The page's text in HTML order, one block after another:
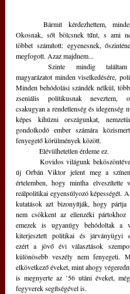
	Bármit kérdezhettem, mindenre válaszolt.
Okosnak, sőt bölcsnek tűnt, s ami
többet számított: egyenesnek,
megfogott. Azaz majdnem...
	Szinte mindig találtam elfogadható
magyarázatot minden viselkedésére,
Minden behódolási szándék nélkül,
zseniális politikusnak neveztem,
csakugyan a rendetlenség és idegenség
képes kihúzni országunkat,
gondolkodó ember számára
fenyegető körülmények között.
	Elévülhetetlen érdeme ez.
	Kovidos világunk beköszöntével azonban egy
új Orbán Viktor jelent meg a
értelemben, hogy mintha elveszítette
reálpolitikai egyensúlyozó képességét.
kutatások azt bizonyítják, hogy pártja
nem csökkent az ellenzéki
emezek is ugyanúgy behódoltak a
kiterjesztett politikai és járványügyi
ezért a jövő évi választások
különösebb veszély nem fenyegeti.
elkövetkező éveket, mint ahogy
is megnyerte az ’56 utáni éveket,
fegyverek segítségével is.